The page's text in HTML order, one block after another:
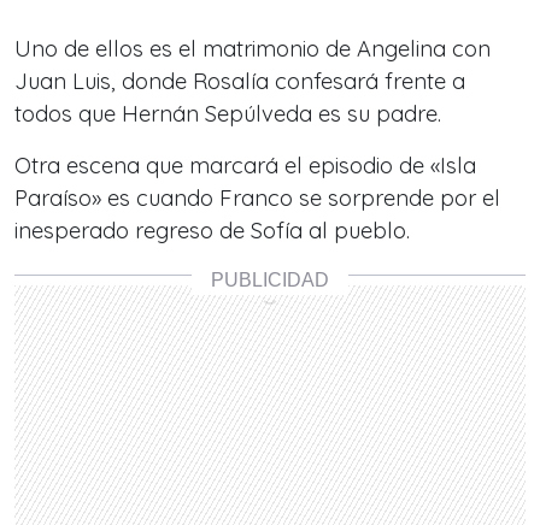
Uno de ellos es el matrimonio de Angelina con
Juan Luis, donde Rosalía confesará frente a
todos que Hernán Sepúlveda es su padre.
Otra escena que marcará el episodio de «Isla
Paraíso» es cuando Franco se sorprende por el
inesperado regreso de Sofía al pueblo.